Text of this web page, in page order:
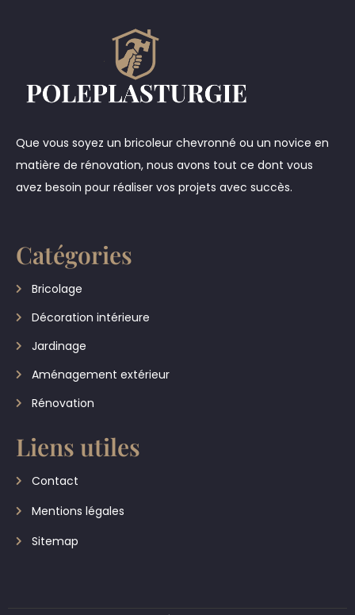
Que vous soyez un bricoleur chevronné ou un novice en
matière de rénovation, nous avons tout ce dont vous
avez besoin pour réaliser vos projets avec succès.
Catégories
Bricolage
Décoration intérieure
Jardinage
Aménagement extérieur
Rénovation
Liens utiles
Contact
Mentions légales
Sitemap